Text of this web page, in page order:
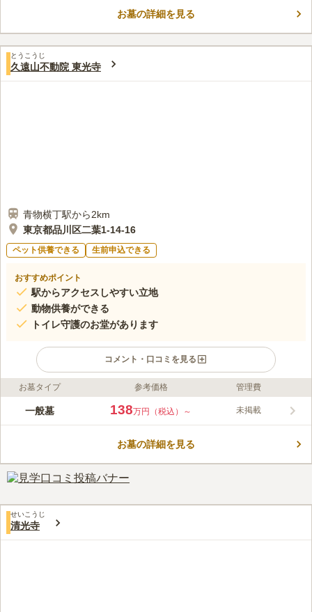
内墓苑です。 最寄り駅の青物横丁が近く、お参りに訪れやすく
「伊藤一刀斎」、鳶頭の「お祭り佐七」など有名人のお墓が多く
あります。
口コミ評価
この霊園はまだ誰からも評価されていません。
お墓の詳細を見る
とうこうじ
久遠山不動院 東光寺
青物横丁駅から2km
東京都品川区二葉1-14-16
ペット供養できる 生前申込できる
おすすめポイント
駅からアクセスしやすい立地
動物供養ができる
トイレ守護のお堂があります
コメント・口コミを見る
ライフドット編集部のコメント
「ペット達が亡くなった時、同じよう一緒に祀ってあげたい」と
にも動物にも優しい墓苑です。 ずっと一緒に暮らしてきたペッ
レ守護のお堂もあり、故人の参拝とともにお祈りすることもでき
ます。
口コミ評価
お墓タイプ 参考価格 管理費
一般墓 138万円（税込）～ 未掲載
お墓の詳細を見る
せいこうじ
清光寺